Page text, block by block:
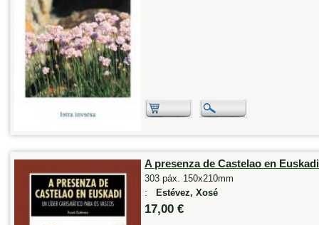
A presenza de Castelao en Euskadi
303 páx. 150x210mm
: Estévez, Xosé
17,00 €